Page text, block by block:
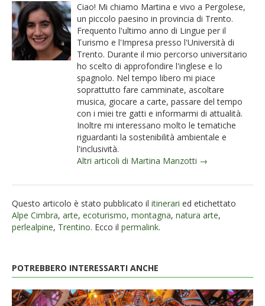
Ciao! Mi chiamo Martina e vivo a Pergolese,
un piccolo paesino in provincia di Trento.
Frequento l'ultimo anno di Lingue per il
Turismo e l'Impresa presso l'Università di
Trento. Durante il mio percorso universitario
ho scelto di approfondire l'inglese e lo
spagnolo. Nel tempo libero mi piace
soprattutto fare camminate, ascoltare
musica, giocare a carte, passare del tempo
con i miei tre gatti e informarmi di attualità.
Inoltre mi interessano molto le tematiche
riguardanti la sostenibilità ambientale e
l'inclusività.
Altri articoli di Martina Manzotti →
Questo articolo è stato pubblicato il itinerari ed etichettato
Alpe Cimbra, arte, ecoturismo, montagna, natura arte,
perlealpine, Trentino. Ecco il permalink.
POTREBBERO INTERESSARTI ANCHE